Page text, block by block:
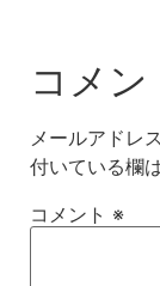
コメン
メールアドレ
付いている欄
コメント ※